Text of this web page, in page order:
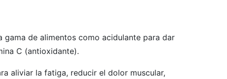
de alimentos como acidulante para dar
C (antioxidante).
aliviar la fatiga, reducir el dolor muscular,